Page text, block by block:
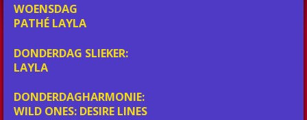
WOENSDAG
PATHÉ LAYLA
DONDERDAG SLIEKER:
LAYLA
DONDERDAGHARMONIE:
WILD ONES: DESIRE LINES